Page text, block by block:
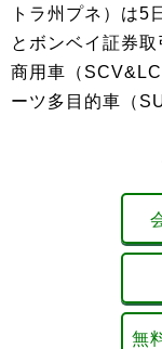
トラ州プネ）は5
とボンベイ証券
商用車（
ーツ多目的車（
無